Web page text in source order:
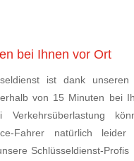
bei Ihnen vor Ort
ist dank
von 15 Minuten bei
Fahrer natürlich
Schlüsseldienst-